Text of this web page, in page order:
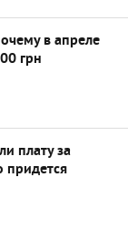
в апреле
грн
плату за
придется